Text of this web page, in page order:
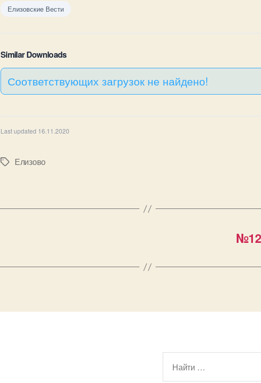
Елизовские Вести
Similar Downloads
Соответствующих загрузок не найдено!
Last updated 16.11.2020
МеткиЕлизово